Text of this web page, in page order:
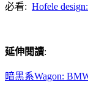
必看: Hofele
延伸閱讀:
暗黑系Wagon: